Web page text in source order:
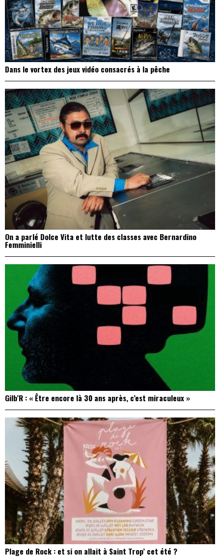
Dans le vortex des jeux vidéo consacrés à la pêche
On a parlé Dolce Vita et lutte des classes avec Bernardino
Femminielli
Gilb’R : « Être encore là 30 ans après, c’est miraculeux »
Plage de Rock : et si on allait à Saint Trop’ cet été ?